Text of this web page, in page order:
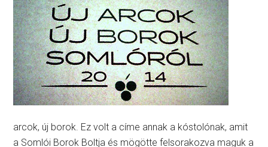
arcok, új borok. Ez volt a címe annak a kóstolónak, amit
a Somlói Borok Boltja és mögötte felsorakozva maguk a